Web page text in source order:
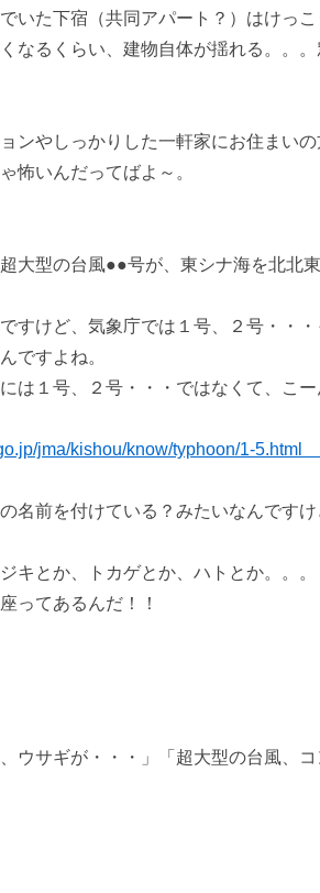
いた下宿（共同アパート？）はけっ
なるくらい、建物自体が揺れる。。
ンやしっかりした一軒家にお住まい
怖いんだってばよ～。
大型の台風●●号が、東シナ海を北北
すけど、気象庁では１号、２号・・
ですよね。
は１号、２号・・・ではなくて、こ
jma/kishou/know/typhoon/1-5.html
名前を付けている？みたいなんです
キとか、トカゲとか、ハトとか。。。
ってあるんだ！！
、ウサギが・・・」「超大型の台風、